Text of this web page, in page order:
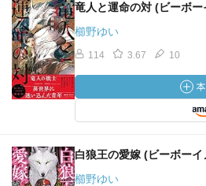
竜人と運命の対 (ビーボー
櫛野ゆい
114 3.67 10
白狼王の愛嫁 (ビーボーイ
櫛野ゆい